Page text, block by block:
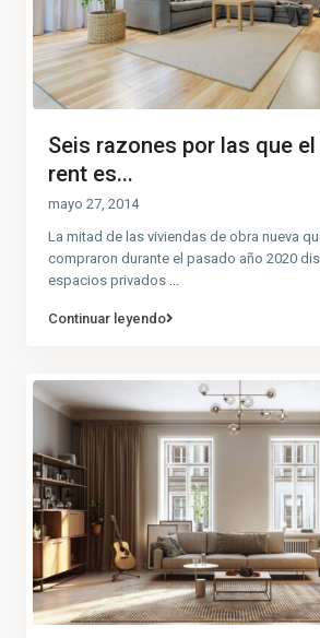
Seis razones por las que
rent es...
mayo 27, 2014
La mitad de las viviendas de obra nueva
compraron durante el pasado año 2020
espacios privados
Continuar leyendo